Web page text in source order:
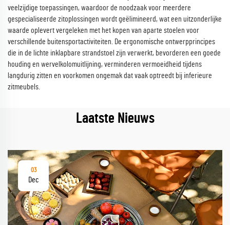
veelzijdige toepassingen, waardoor de noodzaak voor meerdere
gespecialiseerde zitoplossingen wordt geëlimineerd, wat een uitzonderlijke
waarde oplevert vergeleken met het kopen van aparte stoelen voor
verschillende buitensportactiviteiten. De ergonomische ontwerpprincipes
die in de lichte inklapbare strandstoel zijn verwerkt, bevorderen een goede
houding en wervelkolomuitlijning, verminderen vermoeidheid tijdens
langdurig zitten en voorkomen ongemak dat vaak optreedt bij inferieure
zitmeubels.
Laatste Nieuws
03
Dec